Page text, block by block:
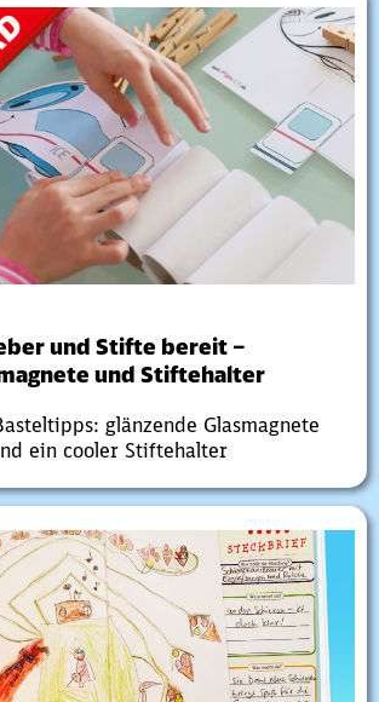
und Stifte bereit –
und Stiftehalter
glänzende Glasmagnete
ein cooler Stiftehalter